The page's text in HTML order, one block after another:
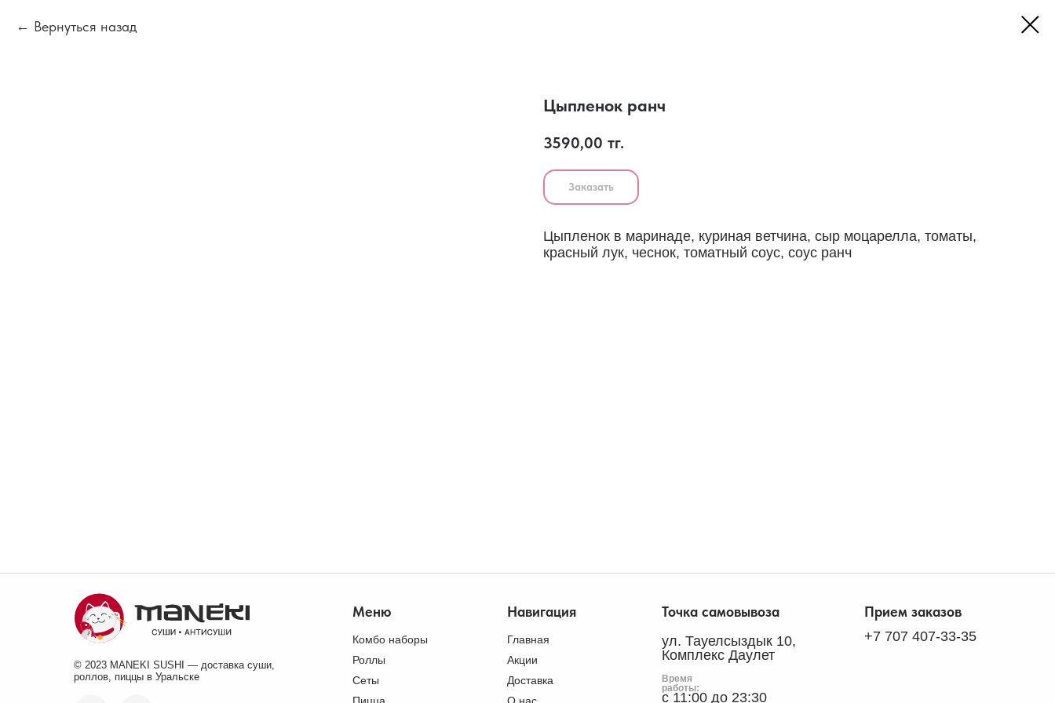
Вернуться назад
Цыпленок ранч
3590,00 тг.
Заказать
Цыпленок в маринаде, куриная ветчина, сыр моцарелла, томаты,
красный лук, чеснок, томатный соус, соус ранч
+7 707 407-33-35
Прием заказов
ул. Тауелсыздык 10,
Комплекс Даулет
Точка самовывоза
с 11:00 до 23:30
Время
работы:
Навигация
Главная
Доставка
Акции
Комбо наборы
Роллы
Сеты
Меню
© 2023 MANEKI SUSHI — доставка суши,
роллов, пиццы в Уральске